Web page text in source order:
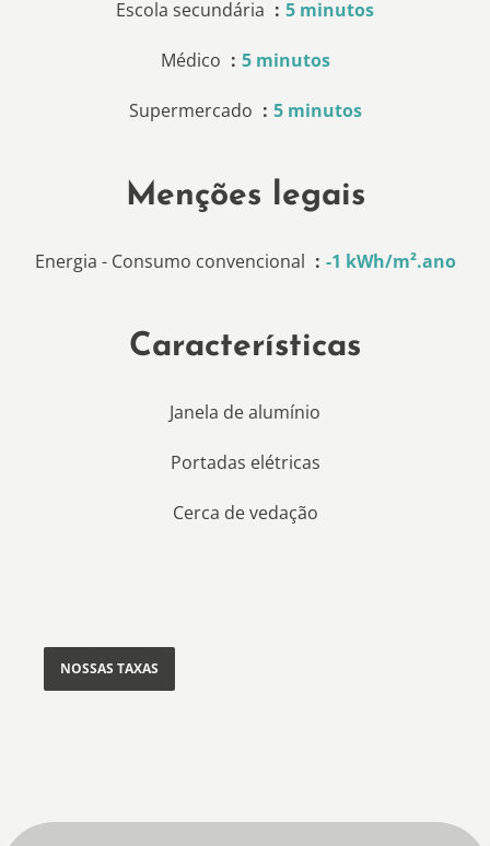
Escola secundária 5 minutos
Médico 5 minutos
Supermercado 5 minutos
Menções legais
Energia - Consumo convencional -1 kWh/m².ano
Características
Janela de alumínio
Portadas elétricas
Cerca de vedação
NOSSAS TAXAS